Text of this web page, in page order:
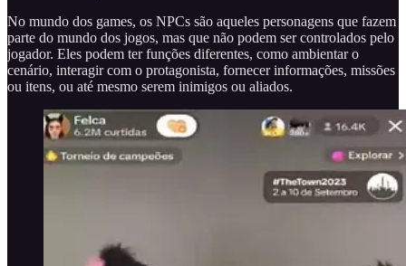
No mundo dos games, os NPCs são aqueles personagens que fazem
parte do mundo dos jogos, mas que não podem ser controlados pelo
jogador. Eles podem ter funções diferentes, como ambientar o
cenário, interagir com o protagonista, fornecer informações, missões
ou itens, ou até mesmo serem inimigos ou aliados.